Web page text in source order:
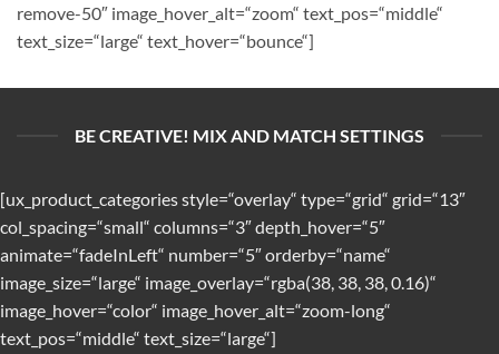
remove-50″ image_hover_alt=“zoom“ text_pos=“middle“
text_size=“large“ text_hover=“bounce“]
BE CREATIVE! MIX AND MATCH SETTINGS
[ux_product_categories style=“overlay“ type=“grid“ grid=“13″
col_spacing=“small“ columns=“3″ depth_hover=“5″
animate=“fadeInLeft“ number=“5″ orderby=“name“
image_size=“large“ image_overlay=“rgba(38, 38, 38, 0.16)“
image_hover=“color“ image_hover_alt=“zoom-long“
text_pos=“middle“ text_size=“large“]